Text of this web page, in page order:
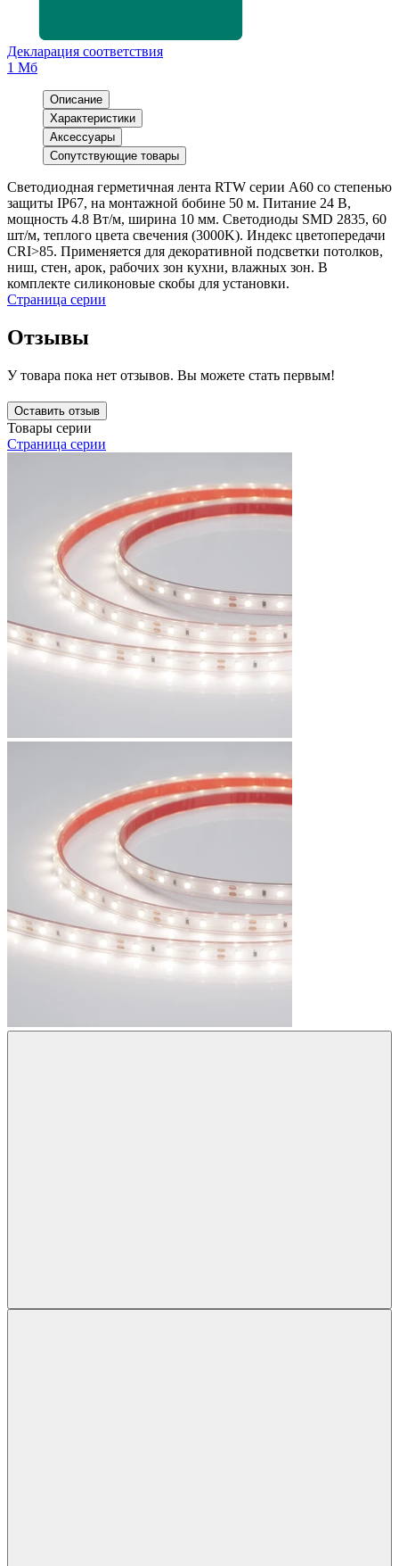
Декларация соответствия
1 Мб
Описание
Характеристики
Аксессуары
Сопутствующие товары
Светодиодная герметичная лента RTW серии A60 со степенью
защиты IP67, на монтажной бобине 50 м. Питание 24 В,
мощность 4.8 Вт/м, ширина 10 мм. Светодиоды SMD 2835, 60
шт/м, теплого цвета свечения (3000K). Индекс цветопередачи
CRI>85. Применяется для декоративной подсветки потолков,
ниш, стен, арок, рабочих зон кухни, влажных зон. В
комплекте силиконовые скобы для установки.
Страница серии
Отзывы
У товара пока нет отзывов. Вы можете стать первым!
Оставить отзыв
Товары серии
Страница серии